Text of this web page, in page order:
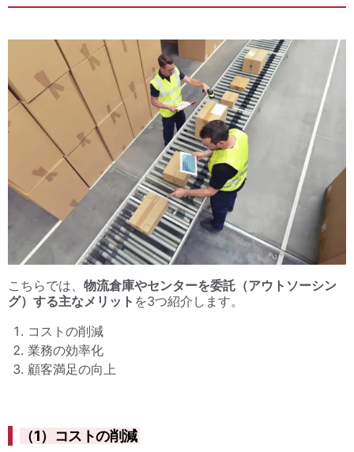
こちらでは、 物流倉庫やセンターを委託（アウトソーシン
グ）する主なメリット を3つ紹介します。
コストの削減
業務の効率化
顧客満足の向上
（1）コストの削減